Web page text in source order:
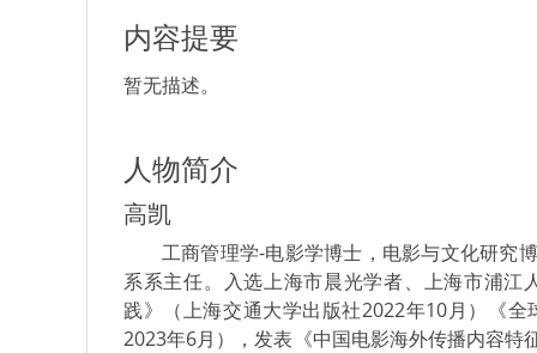
内容提要
暂无描述。
人物简介
高凯
工商管理学-电影学博士，电影与文化研究
系系主任。入选上海市晨光学者、上海市浦
践》（上海交通大学出版社2022年10月）《
2023年6月），发表《中国电影海外传播内容